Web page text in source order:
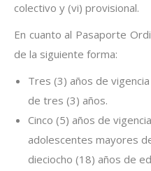
colectivo y (vi) provisional.
En cuanto al Pasaporte
de la siguiente forma:
Tres (3) años de
de tres (3) años.
Cinco (5) años de
adolescentes mayores
dieciocho (18) años de